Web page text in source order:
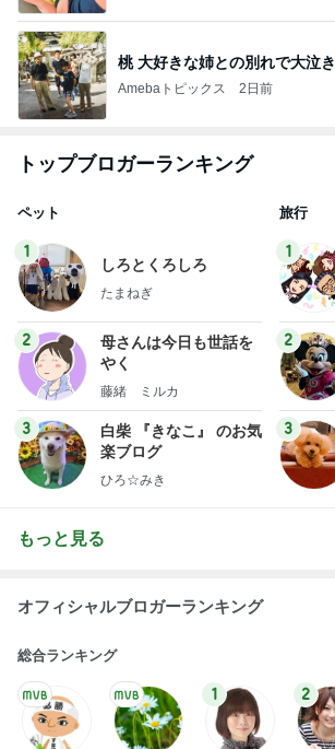
桃 大好きな姉との別れで大泣き
Amebaトピックス 2日前
トップブロガーランキング
ペット
1
しろとくろしろ
たまねぎ
2
母さんは今日も世話を
やく
藤緒 ミルカ
3
白柴 『きなこ』 のお気
楽ブログ
ひろ☆みき
旅行
1
2
3
もっと見る
オフィシャルブロガーランキング
総合ランキング
1 2